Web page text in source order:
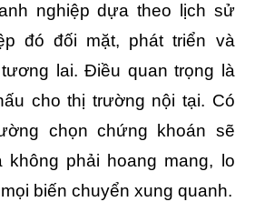
nghiệp dựa theo lịch sử
đó đối mặt, phát triển và
lai. Điều quan trọng là
cho thị trường nội tại. Có
chọn chứng khoán sẽ
phải hoang mang, lo
biến chuyển xung quanh.